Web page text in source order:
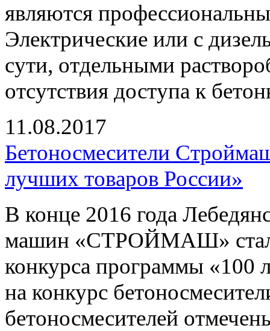
являются
Электрические или с
сути, отдельными
отсутствия доступа к
11.08.2017
Бетоносмесители
лучших товаров России»
В конце 2016 года
машин «СТРОЙМАШ» стал
конкурса программы «100
на конкурс
бетоносмесителей